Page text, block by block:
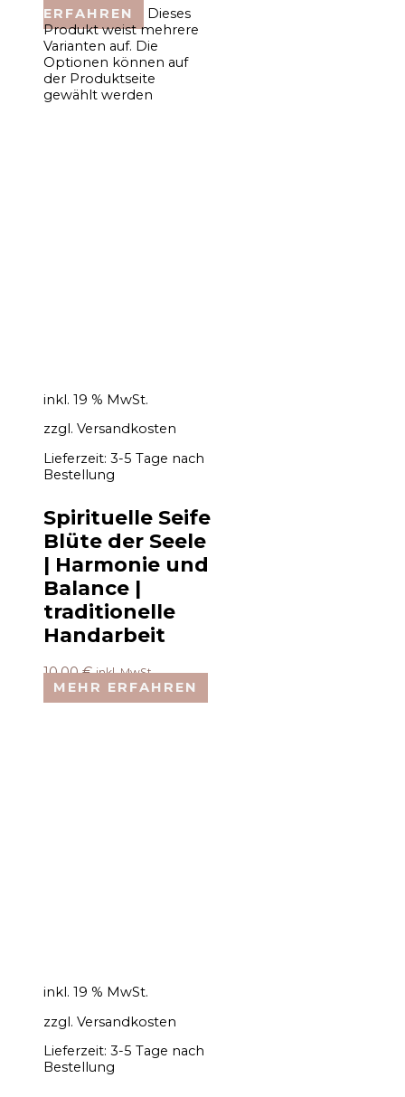
ERFAHREN
Dieses
Produkt weist mehrere
Varianten auf. Die
Optionen können auf
der Produktseite
gewählt werden
inkl. 19 % MwSt.
zzgl. Versandkosten
Lieferzeit: 3-5 Tage nach
Bestellung
Spirituelle Seife
Blüte der Seele
| Harmonie und
Balance |
traditionelle
Handarbeit
10,00€ inkl. MwSt.
MEHR ERFAHREN
inkl. 19 % MwSt.
zzgl. Versandkosten
Lieferzeit: 3-5 Tage nach
Bestellung